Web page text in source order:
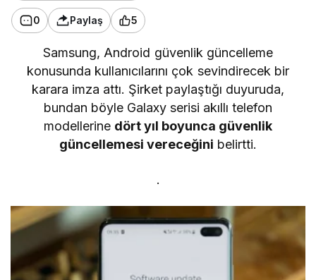
0 Paylaş 5
Samsung, Android güvenlik güncelleme
konusunda kullanıcılarını çok sevindirecek bir
karara imza attı. Şirket paylaştığı duyuruda,
bundan böyle Galaxy serisi akıllı telefon
modellerine dört yıl boyunca güvenlik
güncellemesi vereceğini belirtti.
.